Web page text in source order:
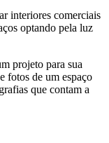
interiores comerciais
optando pela luz
projeto para sua
fotos de um espaço
que contam a